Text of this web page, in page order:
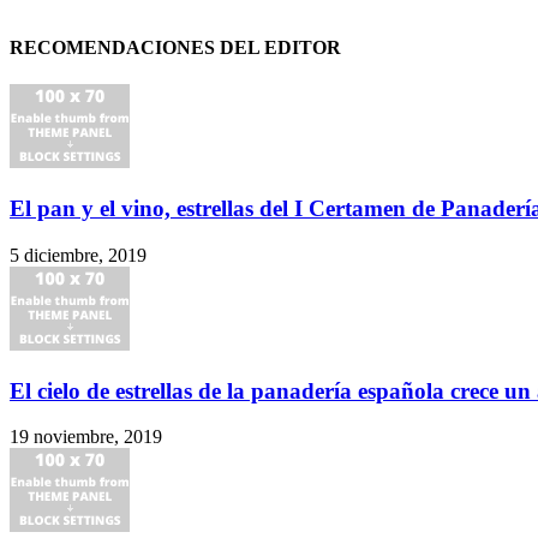
RECOMENDACIONES DEL EDITOR
El pan y el vino, estrellas del I Certamen de
5 diciembre, 2019
El cielo de estrellas de la panadería española crece un
19 noviembre, 2019